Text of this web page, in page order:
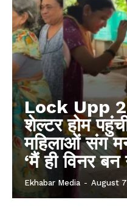
Lock Upp 2
शेल्टर होम
महिलाओं संग
‘मैं ही विनर बन
Ekhabar Media - August